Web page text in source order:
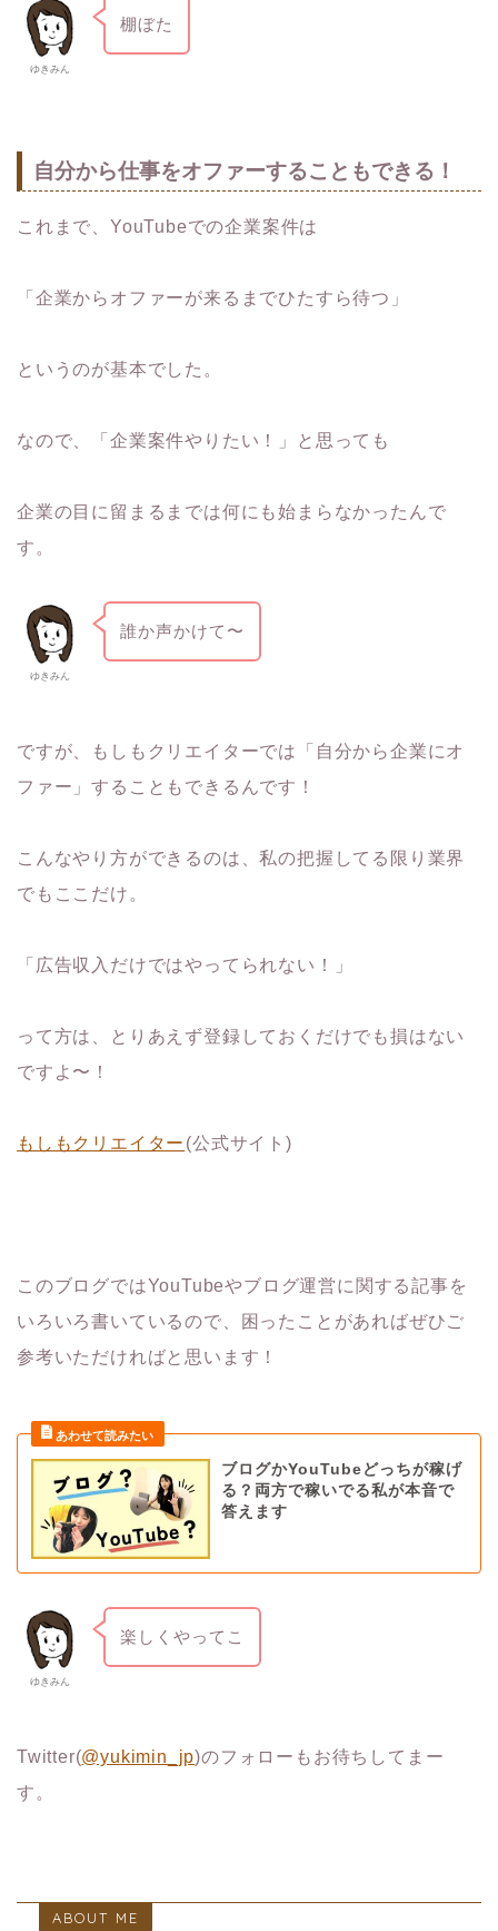
ゆきみん
棚ぼた
自分から仕事をオファーすることもできる！
これまで、YouTubeでの企業案件は
「企業からオファーが来るまでひたすら待つ」
というのが基本でした。
なので、「企業案件やりたい！」と思っても
企業の目に留まるまでは何にも始まらなかったんで
す。
ゆきみん
誰か声かけて〜
ですが、もしもクリエイターでは「自分から企業にオ
ファー」することもできるんです！
こんなやり方ができるのは、私の把握してる限り業界
でもここだけ。
「広告収入だけではやってられない！」
って方は、とりあえず登録しておくだけでも損はない
ですよ〜！
もしもクリエイター (公式サイト)
このブログではYouTubeやブログ運営に関する記事を
いろいろ書いているので、困ったことがあればぜひご
参考いただければと思います！
ブログかYouTubeどっちが稼げ
る？両方で稼いでる私が本音で
答えます
ゆきみん
楽しくやってこ
Twitter(@yukimin_jp)のフォローもお待ちしてまー
す。
ABOUT ME